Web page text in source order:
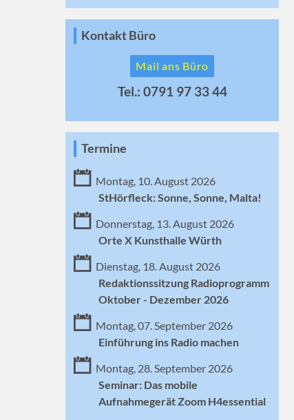
Kontakt Büro
Mail ans Büro
Tel.: 0791 97 33 44
Termine
Montag, 10. August 2026
StHörfleck: Sonne, Sonne, Malta!
Donnerstag, 13. August 2026
Orte X Kunsthalle Würth
Dienstag, 18. August 2026
Redaktionssitzung Radioprogramm
Oktober - Dezember 2026
Montag, 07. September 2026
Einführung ins Radio machen
Montag, 28. September 2026
Seminar: Das mobile
Aufnahmegerät Zoom H4essential